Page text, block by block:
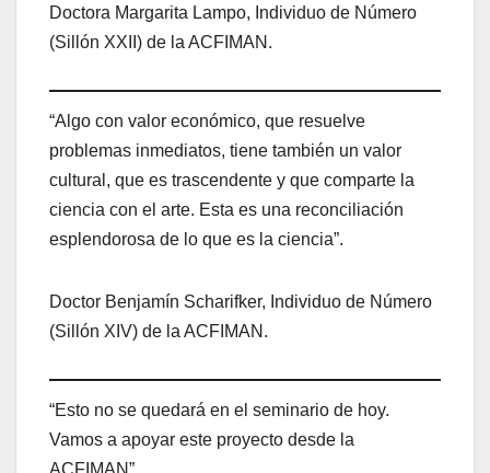
Doctora Margarita Lampo, Individuo de Número
(Sillón XXII) de la ACFIMAN.
“Algo con valor económico, que resuelve
problemas inmediatos, tiene también un valor
cultural, que es trascendente y que comparte la
ciencia con el arte. Esta es una reconciliación
esplendorosa de lo que es la ciencia”.
Doctor Benjamín Scharifker, Individuo de Número
(Sillón XIV) de la ACFIMAN.
“Esto no se quedará en el seminario de hoy.
Vamos a apoyar este proyecto desde la
ACFIMAN”.